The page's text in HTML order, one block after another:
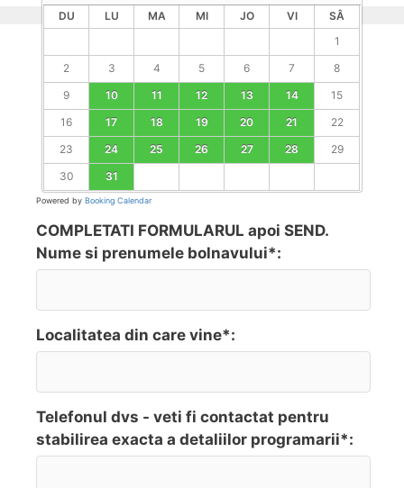
DU
LU MA MI JO VI
SÂ
1
2
3 4 5 6 7
8
9
10 11 12 13 14
15
16
17 18 19 20 21
22
23
24 25 26 27 28
29
30
31
Powered by Booking Calendar
COMPLETATI FORMULARUL apoi SEND.
Nume si prenumele bolnavului*:
Localitatea din care vine*:
Telefonul dvs - veti fi contactat pentru
stabilirea exacta a detaliilor programarii*: